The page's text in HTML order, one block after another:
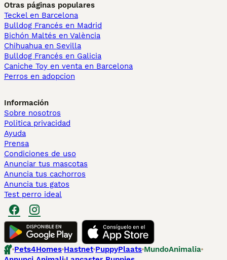
Otras páginas populares
Teckel en Barcelona
Bulldog Francés en Madrid
Bichón Maltés en València
Chihuahua en Sevilla
Bulldog Francés en Galicia
Caniche Toy en venta en Barcelona
Perros en adopcion
Información
Sobre nosotros
Politica privacidad
Ayuda
Prensa
Condiciones de uso
Anunciar tus mascotas
Anuncia tus cachorros
Anuncia tus gatos
Test perro ideal
Pets4Homes Hastnet PuppyPlaats MundoAnimalia